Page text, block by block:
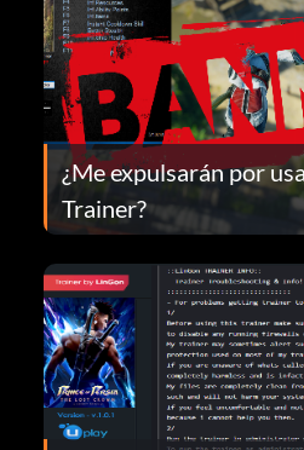
¿Me expulsarán por
Trainer?